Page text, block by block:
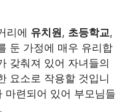
리에 유치원, 초등학교,
둔 가정에 매우 유리합
갖춰져 있어 자녀들의
요소로 작용할 것입니
마련되어 있어 부모님들